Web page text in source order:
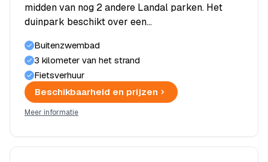
midden van nog 2 andere Landal parken. Het
duinpark beschikt over een…
Buitenzwembad
3 kilometer van het strand
Fietsverhuur
Beschikbaarheid en prijzen
Meer informatie